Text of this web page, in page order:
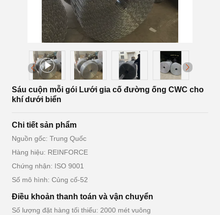
Sáu cuộn mỗi gói Lưới gia cố đường ống CWC cho
khí dưới biển
Chi tiết sản phẩm
Nguồn gốc: Trung Quốc
Hàng hiệu: REINFORCE
Chứng nhận: ISO 9001
Số mô hình: Củng cố-52
Điều khoản thanh toán và vận chuyển
Số lượng đặt hàng tối thiểu: 2000 mét vuông